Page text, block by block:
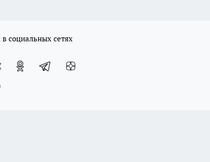
социальных сетях